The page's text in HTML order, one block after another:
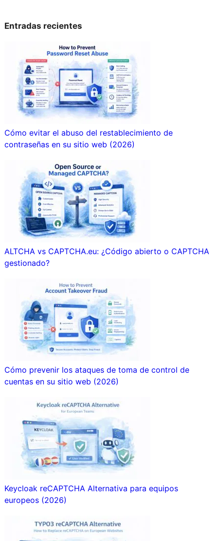
Entradas recientes
Cómo evitar el abuso del restablecimiento de
contraseñas en su sitio web (2026)
ALTCHA vs CAPTCHA.eu: ¿Código abierto o CAPTCHA
gestionado?
Cómo prevenir los ataques de toma de control de
cuentas en su sitio web (2026)
Keycloak reCAPTCHA Alternativa para equipos
europeos (2026)